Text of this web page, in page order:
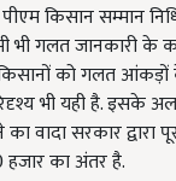
पीएम किसान सम्मान
गलत जानकारी के
को गलत
भी यही है.
वादा सरकार द्वारा
का अंतर है.